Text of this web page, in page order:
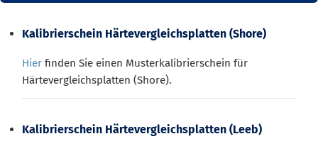
Kalibrierschein Härtevergleichsplatten (Shore)
Hier finden Sie einen Musterkalibrierschein für
Härtevergleichsplatten (Shore).
Kalibrierschein Härtevergleichsplatten (Leeb)